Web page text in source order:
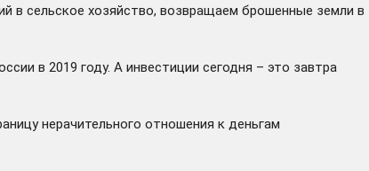
в сельское хозяйство, возвращаем брошенные земли в
в 2019 году. А инвестиции сегодня – это завтра
нерачительного отношения к деньгам